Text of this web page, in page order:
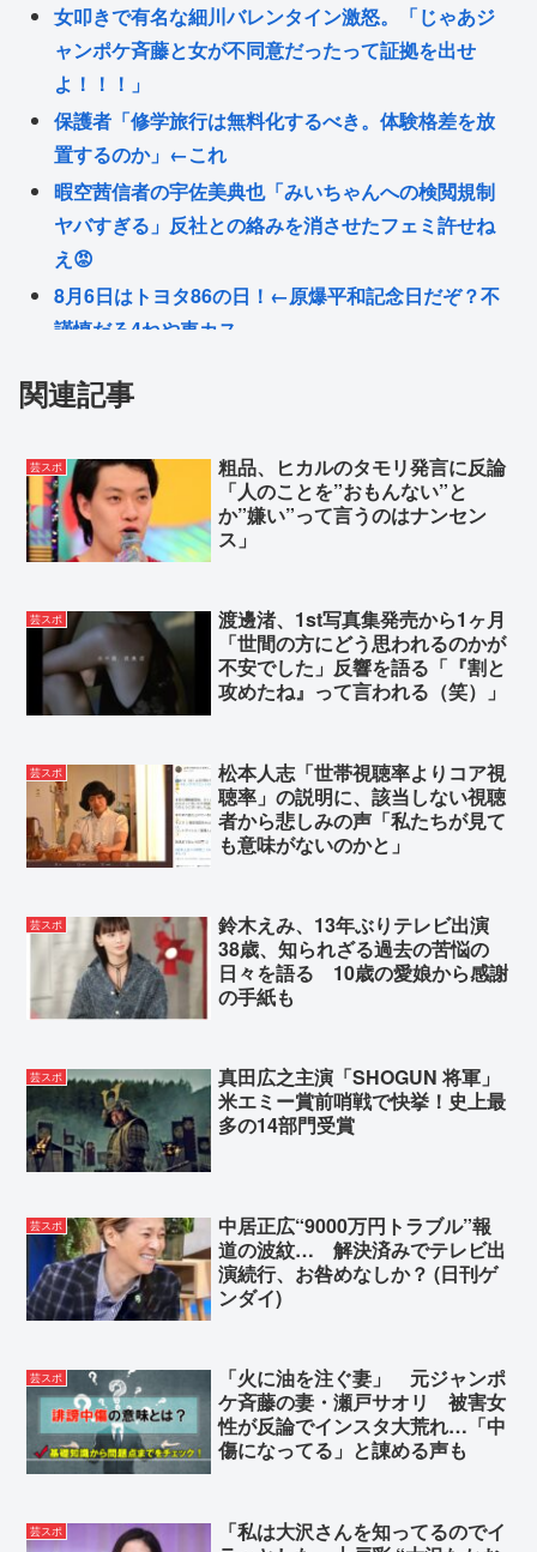
女叩きで有名な細川バレンタイン激怒。「じゃあジ
ャンポケ斉藤と女が不同意だったって証拠を出せ
よ！！！」
保護者「修学旅行は無料化するべき。体験格差を放
置するのか」←これ
暇空茜信者の宇佐美典也「みいちゃんへの検閲規制
ヤバすぎる」反社との絡みを消させたフェミ許せね
え😡
8月6日はトヨタ86の日！←原爆平和記念日だぞ？不
謹慎だろ4ねや車カス
数に行かない模様 野党は一斉に批判し神谷「天下の
坂口杏里OD配信
「また運転できるように…」元TOKIO・山口達也、
シェアカー運転&ギター演奏姿にファン感動
Powered by livedoor 相互RSS
関連記事
芸スポ
粗品、ヒカルのタモリ発言に反論
「人のことを”おもんない”と
か”嫌い”って言うのはナンセン
ス」
芸スポ
渡邊渚、1st写真集発売から1ヶ月
「世間の方にどう思われるのかが
不安でした」反響を語る「『割と
攻めたね』って言われる（笑）」
芸スポ
松本人志「世帯視聴率よりコア視
聴率」の説明に、該当しない視聴
者から悲しみの声「私たちが見て
も意味がないのかと」
芸スポ
鈴木えみ、13年ぶりテレビ出演
38歳、知られざる過去の苦悩の
日々を語る 10歳の愛娘から感謝
の手紙も
芸スポ
真田広之主演「SHOGUN 将軍」
米エミー賞前哨戦で快挙！史上最
多の14部門受賞
芸スポ
中居正広“9000万円トラブル”報
道の波紋… 解決済みでテレビ出
演続行、お咎めなしか？ (日刊ゲ
ンダイ)
芸スポ
「火に油を注ぐ妻」 元ジャンポ
ケ斉藤の妻・瀬戸サオリ 被害女
性が反論でインスタ大荒れ…「中
傷になってる」と諌める声も
芸スポ
「私は大沢さんを知ってるのでイ